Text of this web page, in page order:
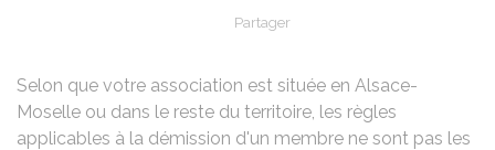
Partager
Selon que votre association est située en Alsace-
Moselle ou dans le reste du territoire, les règles
applicables à la démission d'un membre ne sont pas les